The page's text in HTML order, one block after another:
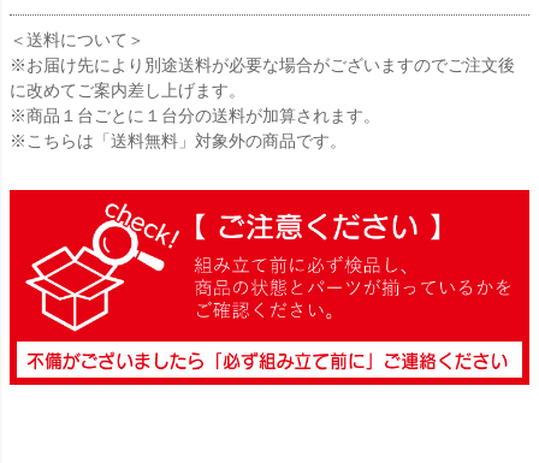
＜送料について＞
※お届け先により別途送料が必要な場合がございますのでご注文後
に改めてご案内差し上げます。
※商品１台ごとに１台分の送料が加算されます。
※こちらは「送料無料」対象外の商品です。